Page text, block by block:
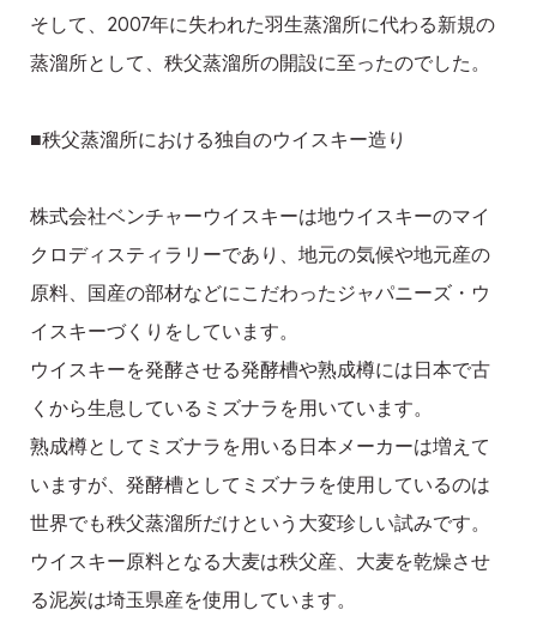
そして、2007年に失われた羽生蒸溜所に代わる新規の
蒸溜所として、秩父蒸溜所の開設に至ったのでした。
■秩父蒸溜所における独自のウイスキー造り
株式会社ベンチャーウイスキーは地ウイスキーのマイ
クロディスティラリーであり、地元の気候や地元産の
原料、国産の部材などにこだわったジャパニーズ・ウ
イスキーづくりをしています。
ウイスキーを発酵させる発酵槽や熟成樽には日本で古
くから生息しているミズナラを用いています。
熟成樽としてミズナラを用いる日本メーカーは増えて
いますが、発酵槽としてミズナラを使用しているのは
世界でも秩父蒸溜所だけという大変珍しい試みです。
ウイスキー原料となる大麦は秩父産、大麦を乾燥させ
る泥炭は埼玉県産を使用しています。